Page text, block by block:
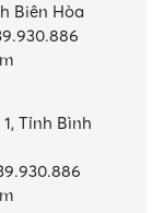
Biên Hòa
Tỉnh Bình